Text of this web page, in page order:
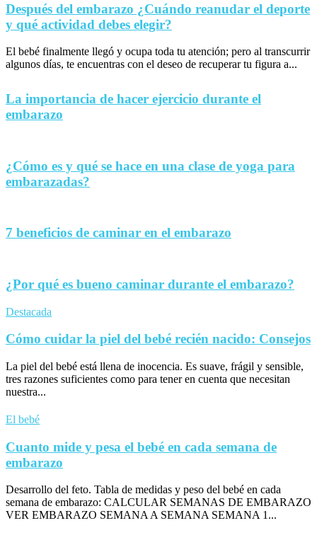
Después del embarazo ¿Cuándo reanudar el deporte
y qué actividad debes elegir?
El bebé finalmente llegó y ocupa toda tu atención; pero al transcurrir
algunos días, te encuentras con el deseo de recuperar tu figura a...
La importancia de hacer ejercicio durante el
embarazo
¿Cómo es y qué se hace en una clase de yoga para
embarazadas?
7 beneficios de caminar en el embarazo
¿Por qué es bueno caminar durante el embarazo?
Destacada
Cómo cuidar la piel del bebé recién nacido: Consejos
La piel del bebé está llena de inocencia. Es suave, frágil y sensible,
tres razones suficientes como para tener en cuenta que necesitan
nuestra...
El bebé
Cuanto mide y pesa el bebé en cada semana de
embarazo
Desarrollo del feto. Tabla de medidas y peso del bebé en cada
semana de embarazo: CALCULAR SEMANAS DE EMBARAZO
VER EMBARAZO SEMANA A SEMANA SEMANA 1...